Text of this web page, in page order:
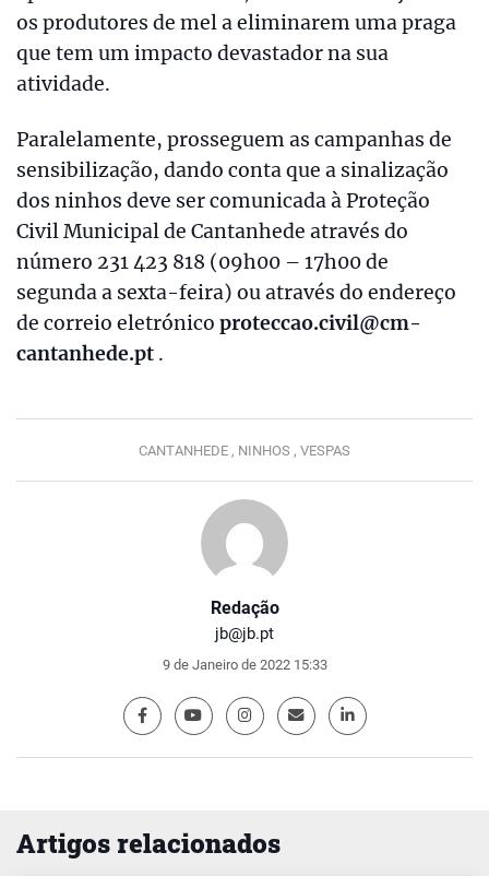
Redação
jb@jb.pt
9 de Janeiro de 2022 15:33
os produtores de mel a eliminarem uma praga
que tem um impacto devastador na sua
atividade.
Paralelamente, prosseguem as campanhas de
sensibilização, dando conta que a sinalização
dos ninhos deve ser comunicada à Proteção
Civil Municipal de Cantanhede através do
número 231 423 818 (09h00 – 17h00 de
segunda a sexta-feira) ou através do endereço
de correio eletrónico proteccao.civil@cm-
cantanhede.pt .
CANTANHEDE , NINHOS , VESPAS
Artigos relacionados